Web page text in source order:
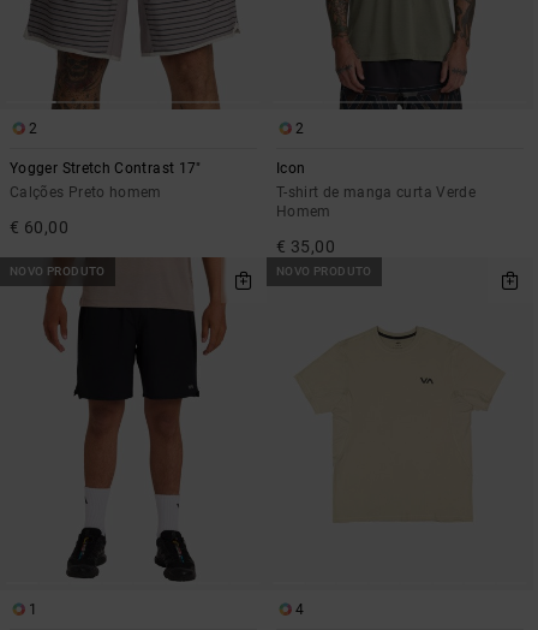
2
Yogger Stretch Contrast 17"
Calções Preto homem
€ 60,00
2
Icon
T-shirt de manga curta Verde
Homem
€ 35,00
NOVO PRODUTO
1
NOVO PRODUTO
4